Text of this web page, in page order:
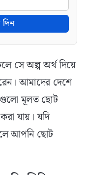
সে অল্প অর্থ দিয়ে
আমাদের দেশে
মূলত ছোট
যায়। যদি
আপনি ছোট